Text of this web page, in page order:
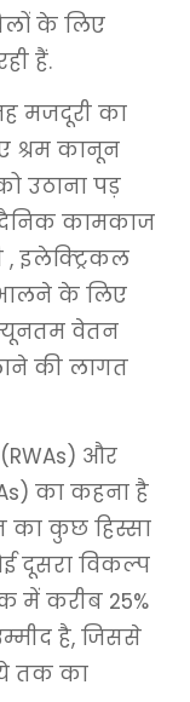
के लिए
हैं.
मजदूरी का
श्रम कानून
उठाना पड़
दैनिक कामकाज
, इलेक्ट्रिकल
के लिए
वेतन
की लागत
और
का कहना है
का कुछ हिस्सा
दूसरा विकल्प
में करीब 25%
है, जिससे
तक का